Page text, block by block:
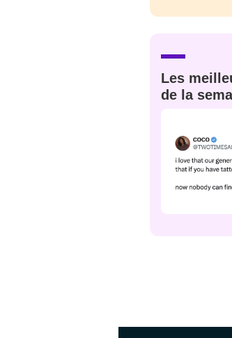
Les
de la